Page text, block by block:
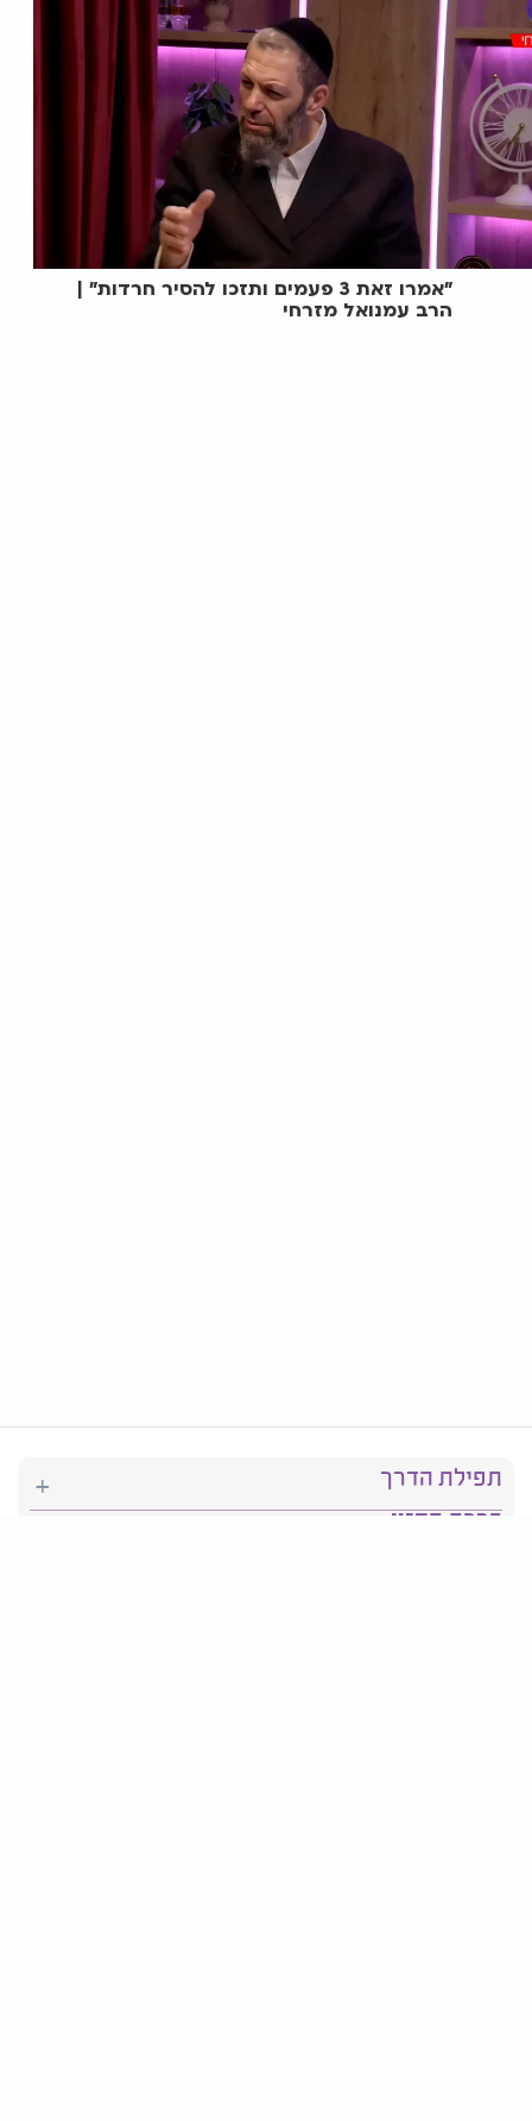
"אמרו זאת 3 פעמים ותזכו להסיר חרדות" |
הרב עמנואל מזרחי
תפילת הדרך
ברכת המזון